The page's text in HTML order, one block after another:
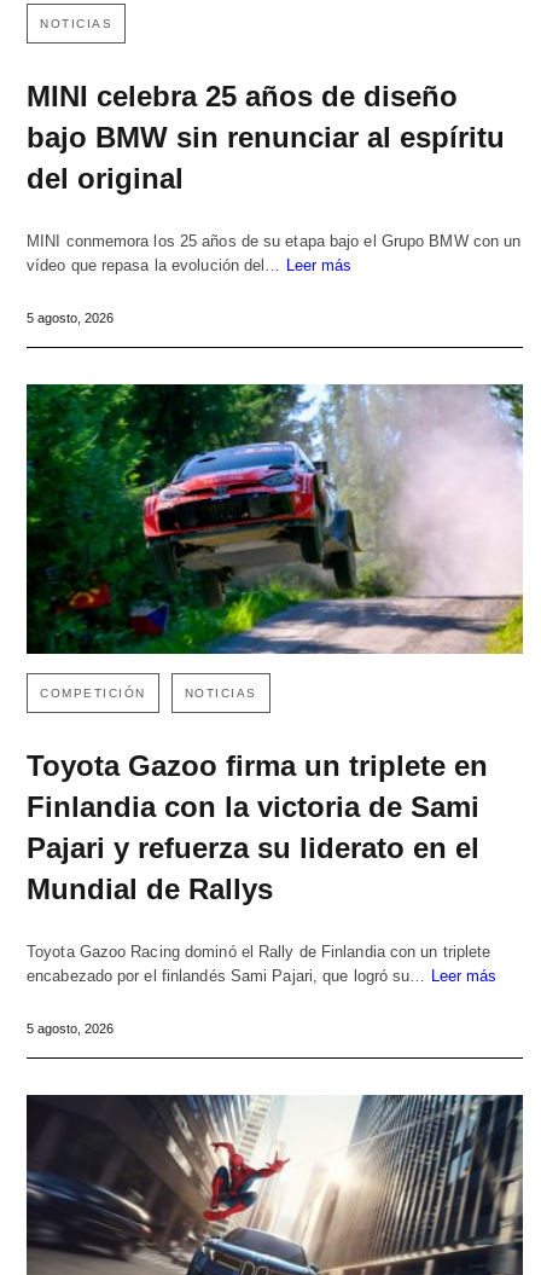
NOTICIAS
MINI celebra 25 años de diseño
bajo BMW sin renunciar al espíritu
del original
MINI conmemora los 25 años de su etapa bajo el Grupo BMW con un
vídeo que repasa la evolución del… Leer más
5 agosto, 2026
COMPETICIÓN NOTICIAS
Toyota Gazoo firma un triplete en
Finlandia con la victoria de Sami
Pajari y refuerza su liderato en el
Mundial de Rallys
Toyota Gazoo Racing dominó el Rally de Finlandia con un triplete
encabezado por el finlandés Sami Pajari, que logró su… Leer más
5 agosto, 2026